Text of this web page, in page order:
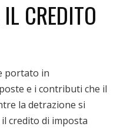
CREDITO
portato in
e i contributi che il
la detrazione si
credito di imposta